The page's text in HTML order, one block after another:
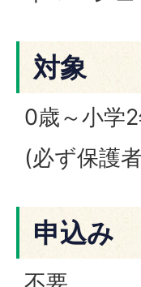
対象
0歳～小学
(必ず保護
申込み